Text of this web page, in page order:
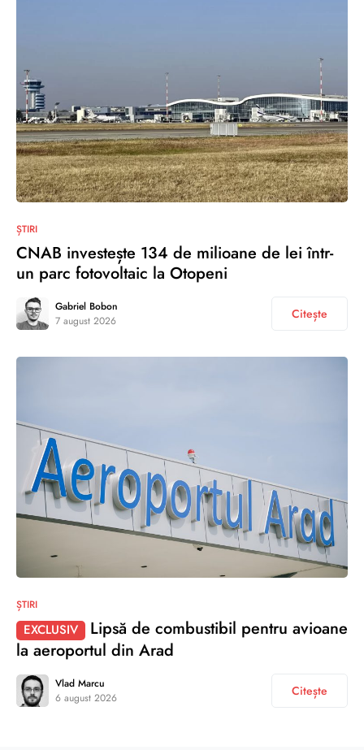
ȘTIRI
CNAB investește 134 de milioane de lei într-
un parc fotovoltaic la Otopeni
Gabriel Bobon
7 august 2026
Citește
ȘTIRI
EXCLUSIV
Lipsă de combustibil pentru avioane
la aeroportul din Arad
Vlad Marcu
6 august 2026
Citește